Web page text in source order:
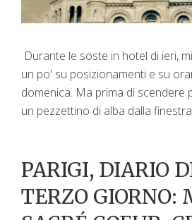
Durante le soste in hotel di ieri,
un po' su posizionamenti e su
domenica. Ma prima di scendere
un pezzettino di alba dalla
PARIGI, DIARIO
TERZO GIORNO: